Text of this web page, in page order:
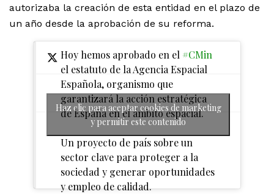
autorizaba la creación de esta entidad en el plazo de
un año desde la aprobación de su reforma.
Hoy hemos aprobado en el #CMin
el estatuto de la Agencia Espacial
Española, organismo que
garantizará la acción estratégica
de España en el ámbito espacial.
Un proyecto de país sobre un
sector clave para proteger a la
sociedad y generar oportunidades
y empleo de calidad.
Haz clic para aceptar cookies de marketing
y permitir este contenido